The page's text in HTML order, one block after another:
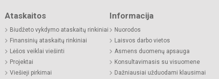
Ataskaitos
Biudžeto vykdymo ataskaitų rinkiniai
Finansinių ataskaitų rinkiniai
Lėšos veiklai viešinti
Projektai
Viešieji pirkimai
Informacija
Nuorodos
Laisvos darbo vietos
Asmens duomenų apsauga
Konsultavimasis su visuomene
Dažniausiai užduodami klausimai